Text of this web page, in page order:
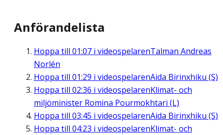
Anförandelista
Hoppa till 01:07 i videospelarenTalman Andreas
Norlén
Hoppa till 01:29 i videospelarenAida Birinxhiku (S)
Hoppa till 02:36 i videospelarenKlimat- och
miljöminister Romina Pourmokhtari (L)
Hoppa till 03:45 i videospelarenAida Birinxhiku (S)
Hoppa till 04:23 i videospelarenKlimat- och